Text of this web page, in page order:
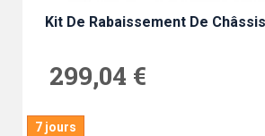
Kit De Rabaissement De
299,04 €
7 jours